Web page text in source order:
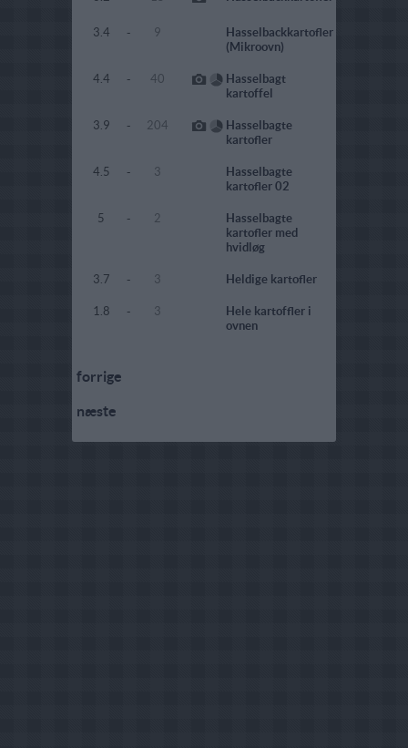
3.4 - 9
Hasselbackkartofler
(Mikroovn)
4.4 - 40
Hasselbagt
kartoffel
3.9 - 204
Hasselbagte
kartofler
4.5 - 3
Hasselbagte
kartofler 02
5 - 2
Hasselbagte
kartofler med
hvidløg
3.7 - 3 Heldige kartofler
1.8 - 3
Hele kartoffler i
ovnen
forrige
næste